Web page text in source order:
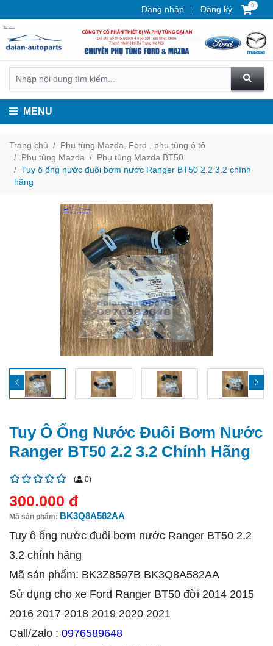
Đăng nhập Đăng ký 0
MENU
Trang chủ
Phụ tùng Mazda, Ford , phụ tùng ô tô
Phụ tùng Mazda
Phụ tùng Mazda BT50
Tuy ô ống nước đuôi bơm nước Ranger BT50 2.2 3.2 chính
hãng
Tuy Ô Ống Nước Đuôi Bơm Nước
Ranger BT50 2.2 3.2 Chính Hãng
( 0)
300.000 đ
Mã sản phẩm: BK3Q8A582AA
Tuy ô ống nước đuôi bơm nước Ranger BT50 2.2
3.2 chính hãng
Mã sản phẩm: BK3Z8597B BK3Q8A582AA
Sử dụng cho xe Ford Ranger BT50 đời 2014 2015
2016 2017 2018 2019 2020 2021
Call/Zalo : 0976589648